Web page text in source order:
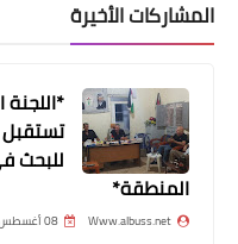
خطوبة العريس
بديوي* من
المشاركات الأخيرة
تستقبل
للبحث
المنطقة*
Www.albuss.net 08 أغسطس 2026